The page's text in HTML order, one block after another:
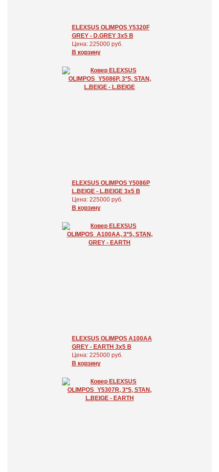
ELEXSUS OLIMPOS Y5320F
GREY - D.GREY 3x5 В
Цена: 225000 руб.
В корзину
ELEXSUS OLIMPOS Y5086P
L.BEIGE - L.BEIGE 3x5 В
Цена: 225000 руб.
В корзину
ELEXSUS OLIMPOS A100AA
GREY - EARTH 3x5 В
Цена: 225000 руб.
В корзину